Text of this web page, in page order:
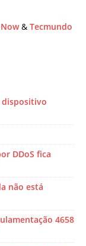
& Tecmundo
dispositivo
DDoS fica
não está
4658